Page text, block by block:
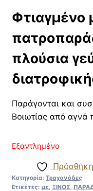
Φτιαγμένο
πλούσια
Παράγονται και
Βοιωτίας από αγνά
Εξαντλημένο
Κατηγορία: Τραχανάδες
Ετικέτες: με ΞΙΝΟΣ